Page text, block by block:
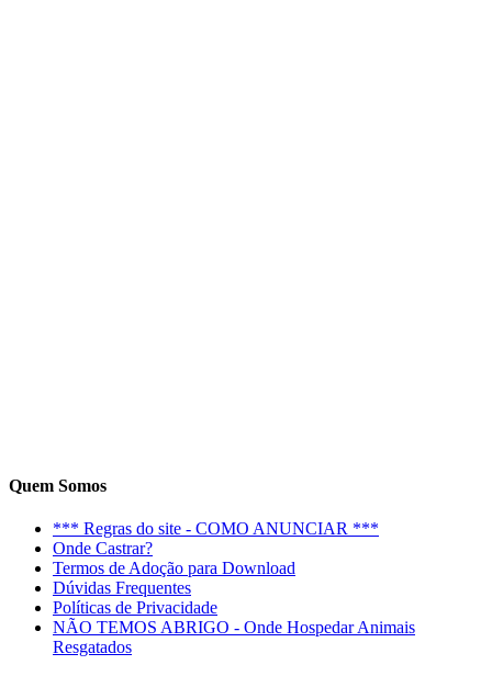
Quem Somos
*** Regras do site - COMO ANUNCIAR ***
Onde Castrar?
Termos de Adoção para Download
Dúvidas Frequentes
Políticas de Privacidade
NÃO TEMOS ABRIGO - Onde Hospedar Animais
Resgatados